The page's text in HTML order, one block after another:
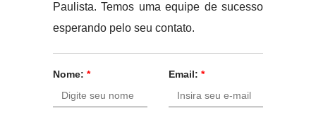
Paulista. Temos uma equipe de sucesso
esperando pelo seu contato.
Nome: * Email: *